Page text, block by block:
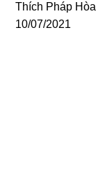
Thích Pháp Hòa
10/07/2021